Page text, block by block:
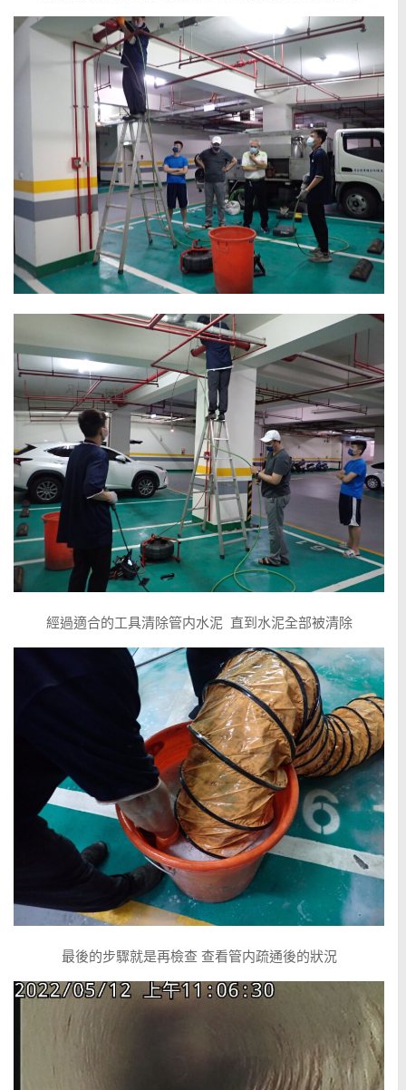
經過適合的工具清除管内水泥 直到水泥全部被清除
最後的步驟就是再檢查 查看管内疏通後的狀況